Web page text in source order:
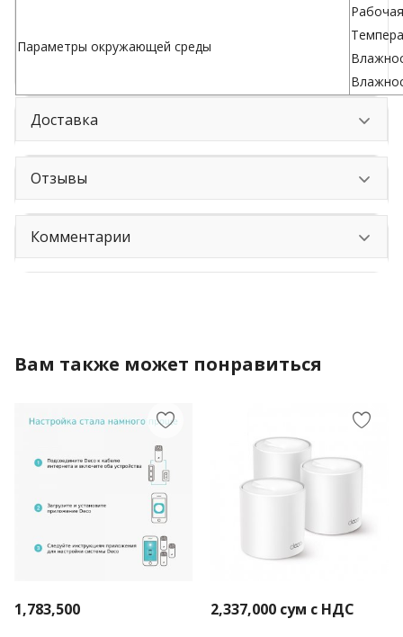
Параметры окружающей среды
Доставка
Отзывы
Комментарии
Вам также может понравиться
1,783,500 2,337,000 сум с НДС